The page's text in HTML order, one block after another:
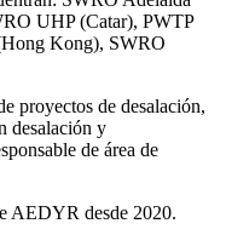
UHP (Catar), PWTP
Kong), SWRO
proyectos de desalación,
desalación y
de área de
AEDYR desde 2020.